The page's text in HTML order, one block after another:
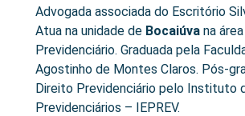
Advogada associada do Escritório
Atua na unidade de Bocaiúvana
Previdenciário. Graduada pela
Agostinho de Montes Claros. Pós-
Direito Previdenciário pelo Instituto
Previdenciários – IEPREV.